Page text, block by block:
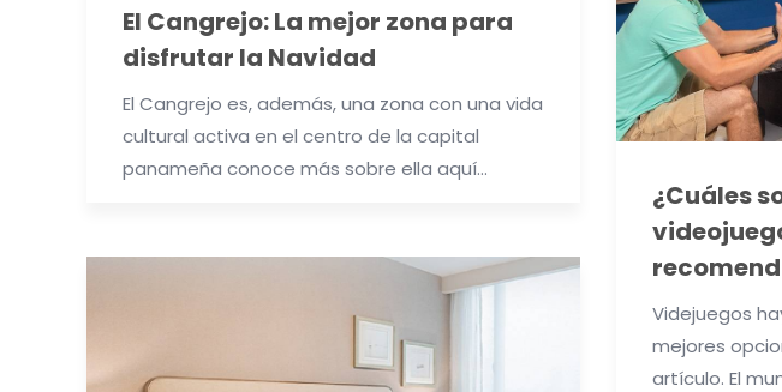
El Cangrejo: La mejor zona para
disfrutar la Navidad
El Cangrejo es, además, una zona con una vida
cultural activa en el centro de la capital
panameña conoce más sobre ella aquí…
¿Cuáles
Videjuegos
mejores
artículo. El